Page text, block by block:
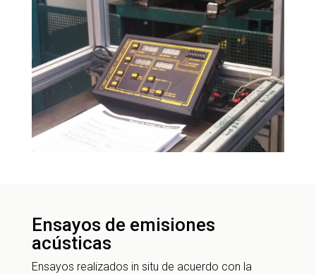
Ensayos de emisiones
acústicas
Ensayos realizados in situ de acuerdo con la